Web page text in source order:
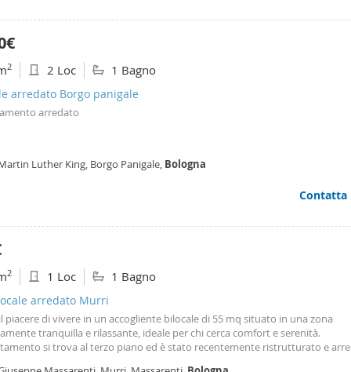
di elettrodomestici e lavastoviglie e zona notte con letto matrimoniale
a ponte e dis. A vano guardaroba e bagno finestrato con box doccia
di vano Cantina ampio al piano seminterrato. Cortile per parcheggio bici.
Autonomo. Aria Condizionata Pompa di Calore. Classe Enrg "g".
lavoratore referenziato. Euro 690 mensili.
2 2 Loc 1 Bagno
arredato Borgo panigale
arredato
Luther King, Borgo Panigale, Bologna
Contatta
2 1 Loc 1 Bagno
arredato Murri
piacere di vivere in un accogliente bilocale di 55 mq situato in una zona
tranquilla e rilassante, ideale per chi cerca comfort e serenità.
si trova al terzo piano ed è stato recentemente ristrutturato e